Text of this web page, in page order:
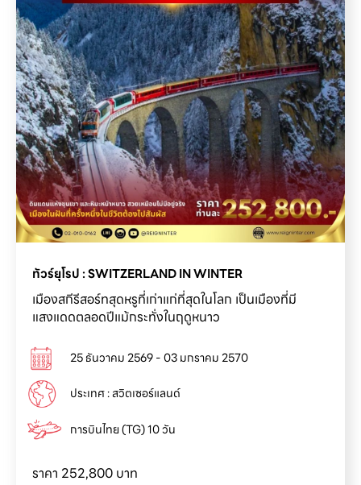
เมืองสกีรีสอร์ทสุดหรูที่เก่าแก่ที่สุดในโลก เป็นเมืองที่มี
แสงแดดตลอดปีแม้กระทั่งในฤดูหนาว
25 ธันวาคม 2569 - 03 มกราคม 2570
ประเทศ : สวิตเซอร์แลนด์
การบินไทย (TG) 10 วัน
ราคา 252,800 บาท